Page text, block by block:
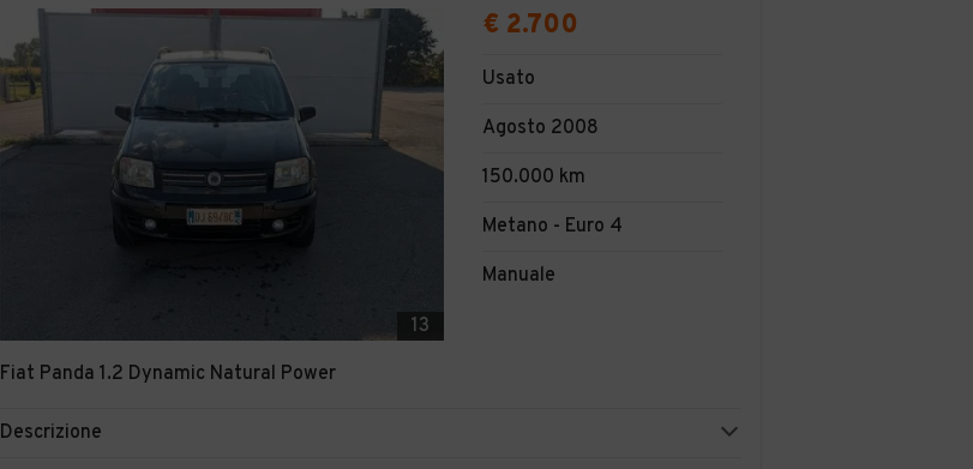
13
Fiat Panda 1.2 Dynamic Natural Power
€ 2.700
Usato
Agosto 2008
150.000 km
Metano - Euro 4
Manuale
Descrizione